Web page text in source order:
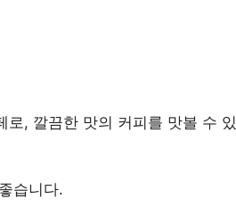
로, 깔끔한 맛의 커피를 맛볼 수 있
습니다.